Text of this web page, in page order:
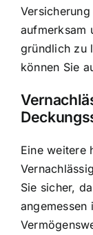
aufmerksam
gründlich zu
können Sie
Eine weitere
Sie sicher,
angemessen